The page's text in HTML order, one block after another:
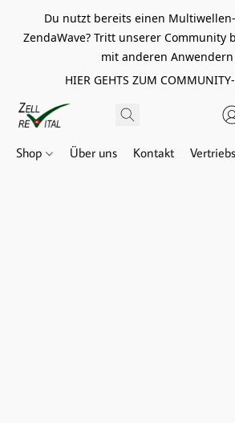
Du nutzt bereits einen
ZendaWave? Tritt unserer Community
mit anderen Anwendern
HIER GEHTS ZUM
Shop Über uns Kontakt